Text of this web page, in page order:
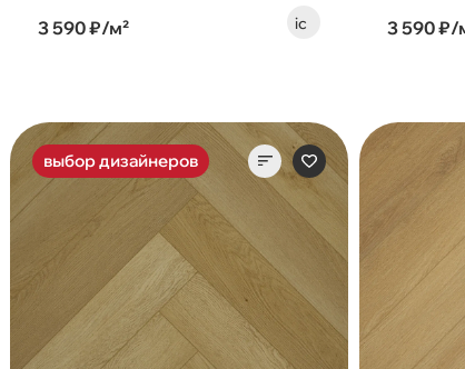
3 590 ₽/м² 3 590 ₽/
выбор дизайнеров